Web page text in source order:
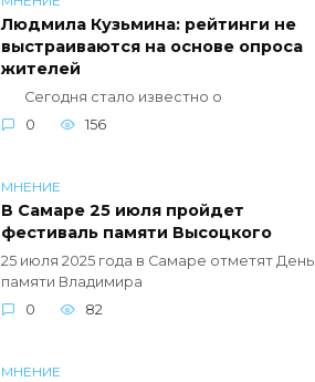
Людмила Кузьмина: рейтинги не
выстраиваются на основе опроса
жителей
Сегодня стало известно о
0
156
МНЕНИЕ
В Самаре 25 июля пройдет
фестиваль памяти Высоцкого
25 июля 2025 года в Самаре отметят День
памяти Владимира
0
82
МНЕНИЕ